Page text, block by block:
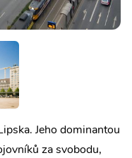
Jeho dominantou
za svobodu,